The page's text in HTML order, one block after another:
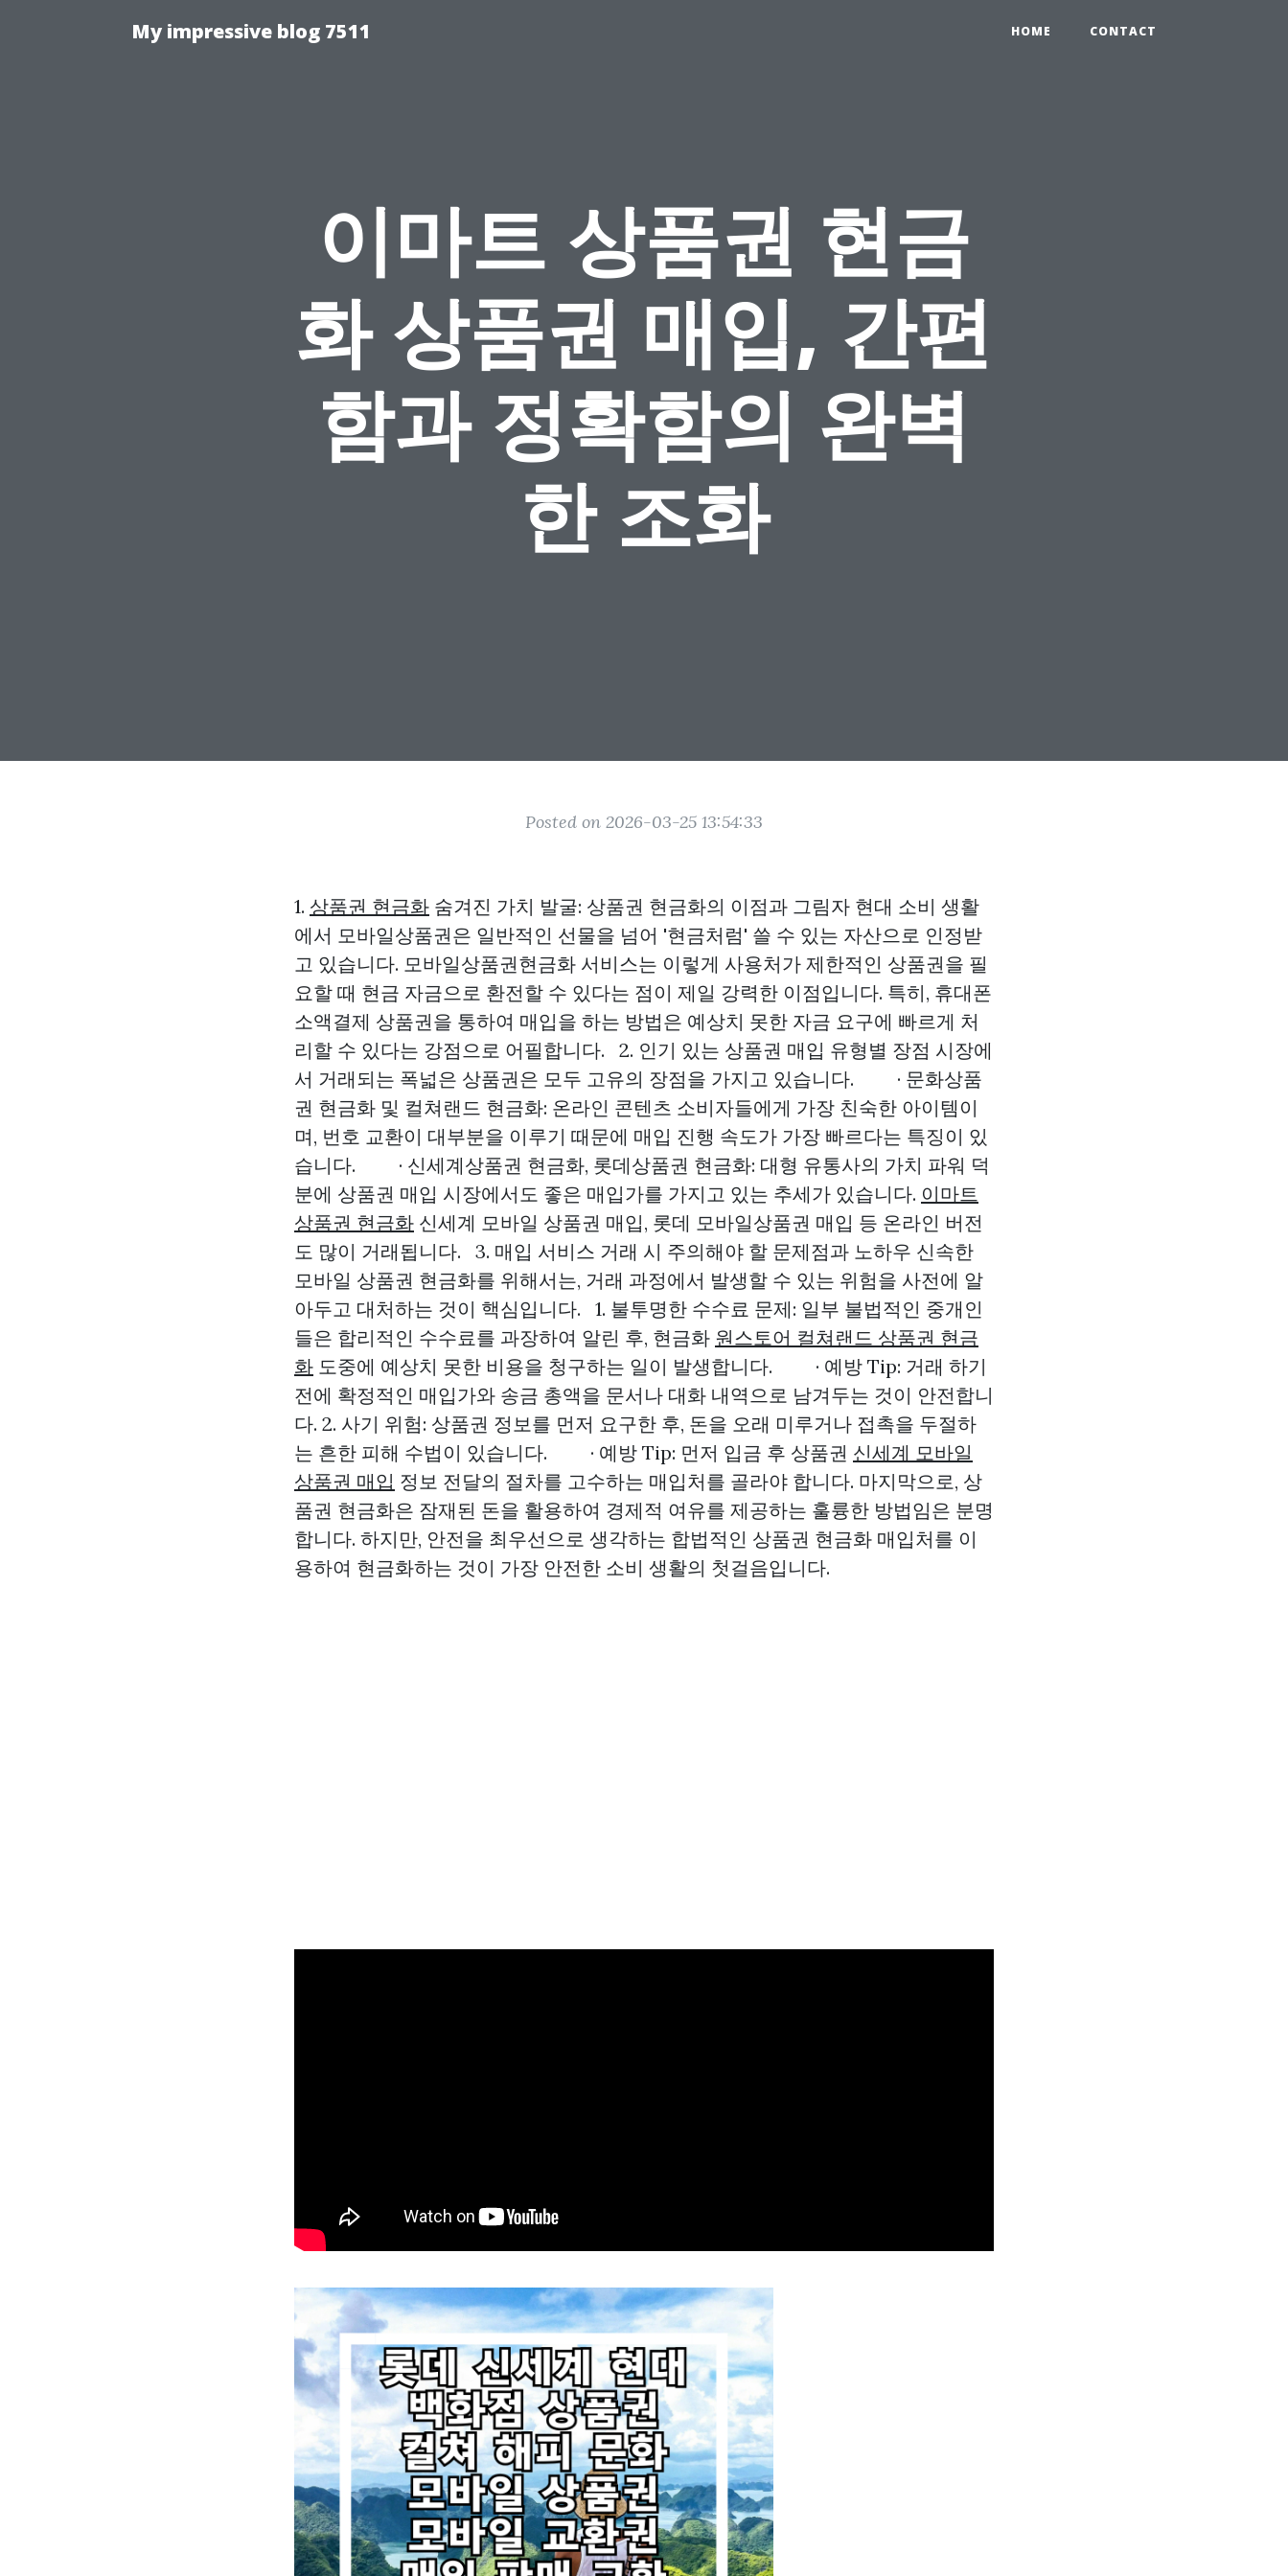
My impressive blog 7511 HOME CONTACT
이마트 상품권 현금
화 상품권 매입, 간편
함과 정확함의 완벽
한 조화
Posted on 2026-03-25 13:54:33
1. 상품권 현금화 숨겨진 가치 발굴: 상품권 현금화의 이점과 그림자 현대 소비 생활
에서 모바일상품권은 일반적인 선물을 넘어 '현금처럼' 쓸 수 있는 자산으로 인정받
고 있습니다. 모바일상품권현금화 서비스는 이렇게 사용처가 제한적인 상품권을 필
요할 때 현금 자금으로 환전할 수 있다는 점이 제일 강력한 이점입니다. 특히, 휴대폰
소액결제 상품권을 통하여 매입을 하는 방법은 예상치 못한 자금 요구에 빠르게 처
리할 수 있다는 강점으로 어필합니다. 2. 인기 있는 상품권 매입 유형별 장점 시장에
서 거래되는 폭넓은 상품권은 모두 고유의 장점을 가지고 있습니다. · 문화상품
권 현금화 및 컬쳐랜드 현금화: 온라인 콘텐츠 소비자들에게 가장 친숙한 아이템이
며, 번호 교환이 대부분을 이루기 때문에 매입 진행 속도가 가장 빠르다는 특징이 있
습니다. · 신세계상품권 현금화, 롯데상품권 현금화: 대형 유통사의 가치 파워 덕
분에 상품권 매입 시장에서도 좋은 매입가를 가지고 있는 추세가 있습니다. 이마트
상품권 현금화 신세계 모바일 상품권 매입, 롯데 모바일상품권 매입 등 온라인 버전
도 많이 거래됩니다. 3. 매입 서비스 거래 시 주의해야 할 문제점과 노하우 신속한
모바일 상품권 현금화를 위해서는, 거래 과정에서 발생할 수 있는 위험을 사전에 알
아두고 대처하는 것이 핵심입니다. 1. 불투명한 수수료 문제: 일부 불법적인 중개인
들은 합리적인 수수료를 과장하여 알린 후, 현금화 원스토어 컬쳐랜드 상품권 현금
화 도중에 예상치 못한 비용을 청구하는 일이 발생합니다. · 예방 Tip: 거래 하기
전에 확정적인 매입가와 송금 총액을 문서나 대화 내역으로 남겨두는 것이 안전합니
다. 2. 사기 위험: 상품권 정보를 먼저 요구한 후, 돈을 오래 미루거나 접촉을 두절하
는 흔한 피해 수법이 있습니다. · 예방 Tip: 먼저 입금 후 상품권 신세계 모바일
상품권 매입 정보 전달의 절차를 고수하는 매입처를 골라야 합니다. 마지막으로, 상
품권 현금화은 잠재된 돈을 활용하여 경제적 여유를 제공하는 훌륭한 방법임은 분명
합니다. 하지만, 안전을 최우선으로 생각하는 합법적인 상품권 현금화 매입처를 이
용하여 현금화하는 것이 가장 안전한 소비 생활의 첫걸음입니다.